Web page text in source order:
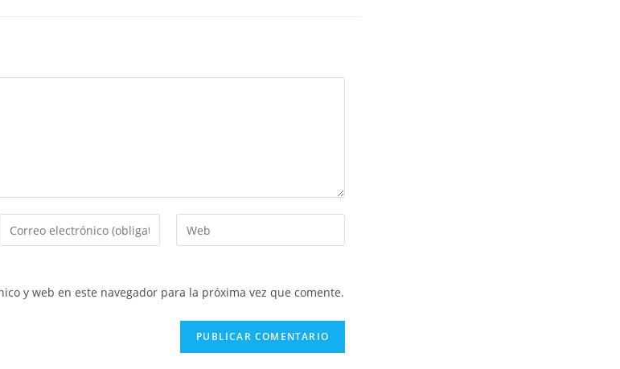
Introduce
tu
correo
Introduce
la
web
(opcional)
y web en este navegador para la próxima vez que comente.